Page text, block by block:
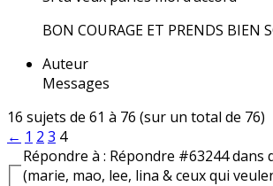
BON COURAGE ET PRENDS BIEN
Auteur
Messages
16 sujets de 61 à 76 (sur un total de 76)
← 1 2 3 4
Répondre à : Répondre #63244
(marie, mao, lee, lina & ceux qui